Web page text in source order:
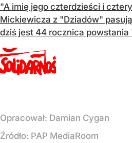
"A imię jego czterdzieści i
Mickiewicza z "Dziadów"
dziś jest 44 rocznica powstania
Opracował: Damian Cygan
Źródło: PAP MediaRoom